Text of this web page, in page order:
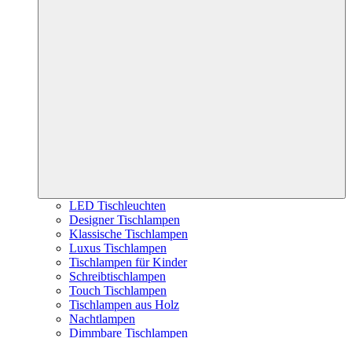
LED Tischleuchten
Designer Tischlampen
Klassische Tischlampen
Luxus Tischlampen
Tischlampen für Kinder
Schreibtischlampen
Touch Tischlampen
Tischlampen aus Holz
Nachtlampen
Dimmbare Tischlampen